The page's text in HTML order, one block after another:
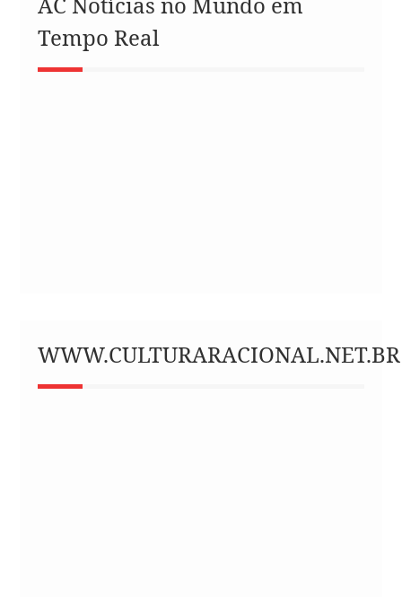
Tempo Real
WWW.CULTURARACIONAL.NET.BR